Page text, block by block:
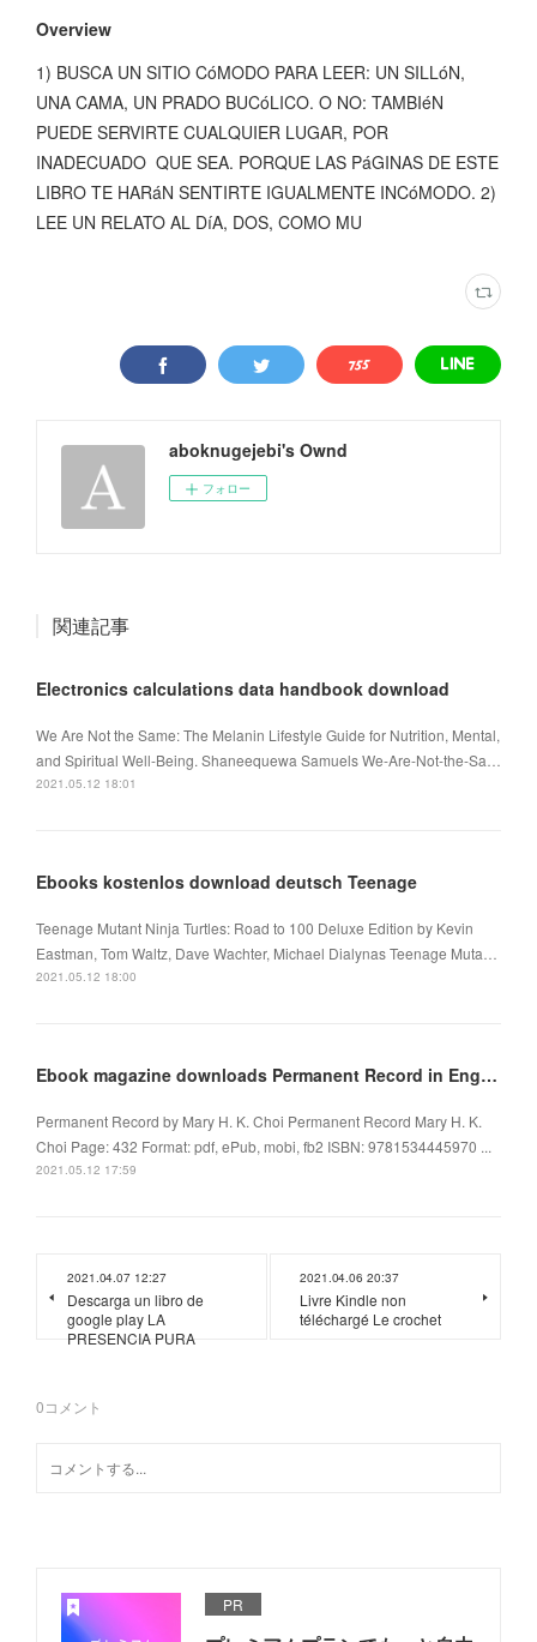
Overview
1) BUSCA UN SITIO CóMODO PARA LEER: UN SILLóN,
UNA CAMA, UN PRADO BUCóLICO. O NO: TAMBIéN
PUEDE SERVIRTE CUALQUIER LUGAR, POR
INADECUADO QUE SEA. PORQUE LAS PáGINAS DE ESTE
LIBRO TE HARáN SENTIRTE IGUALMENTE INCóMODO. 2)
LEE UN RELATO AL DíA, DOS, COMO MU
aboknugejebi's Ownd
フォロー
関連記事
Electronics calculations data handbook download
We Are Not the Same: The Melanin Lifestyle Guide for Nutrition, Mental,
and Spiritual Well-Being. Shaneequewa Samuels We-Are-Not-the-Sa…
2021.05.12 18:01
Ebooks kostenlos download deutsch Teenage
Teenage Mutant Ninja Turtles: Road to 100 Deluxe Edition by Kevin
Eastman, Tom Waltz, Dave Wachter, Michael Dialynas Teenage Muta…
2021.05.12 18:00
Ebook magazine downloads Permanent Record in English CHM 9781534445970 by Mary H. K. Choi
Permanent Record by Mary H. K. Choi Permanent Record Mary H. K.
Choi Page: 432 Format: pdf, ePub, mobi, fb2 ISBN: 9781534445970 ...
2021.05.12 17:59
2021.04.07 12:27
Descarga un libro de
google play LA
PRESENCIA PURA
2021.04.06 20:37
Livre Kindle non
téléchargé Le crochet
0コメント
PR